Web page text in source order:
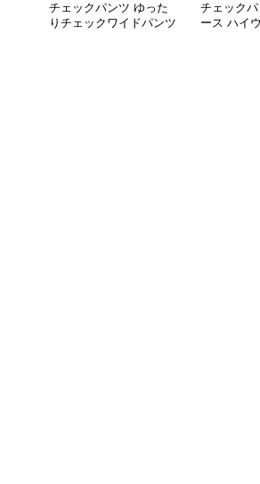
チェックパンツ ゆった
りチェックワイドパンツ
チェック
ース ハイ